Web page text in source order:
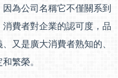
為公司名稱它不僅關系到
費者對企業的認可度，品
又是廣大消費者熟知的、
繁榮。